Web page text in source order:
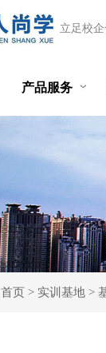
立足校
产品服务
首页 > 实训基地 >